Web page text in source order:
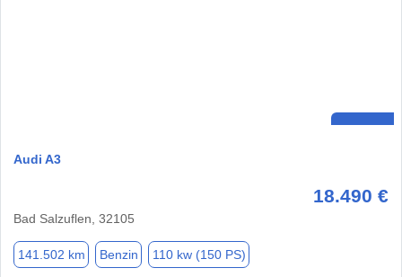
Audi A3
18.490 €
Bad Salzuflen, 32105
141.502 km Benzin 110 kw (150 PS)